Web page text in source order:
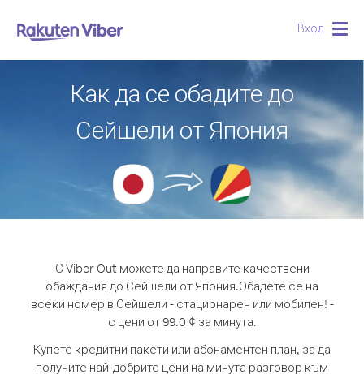
Вход
Как да се обадите до
Сейшели от Япония
С Viber Out можете да направите качествени
обаждания до Сейшели от Япония.Обадете се на
всеки номер в Сейшели - стационарен или мобилен! -
с цени от 99.0 ¢ за минута.
Купете кредитни пакети или абонаментен план, за да
получите най-добрите цени на минута разговор към